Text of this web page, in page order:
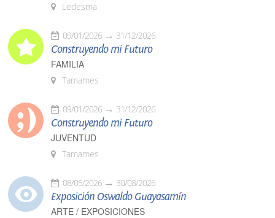
Ledesma
09/01/2026 31/12/2026
Construyendo mi Futuro
FAMILIA
Tamames
09/01/2026 31/12/2026
Construyendo mi Futuro
JUVENTUD
Tamames
08/05/2026 30/08/2026
Exposición Oswaldo Guayasamín
ARTE / EXPOSICIONES